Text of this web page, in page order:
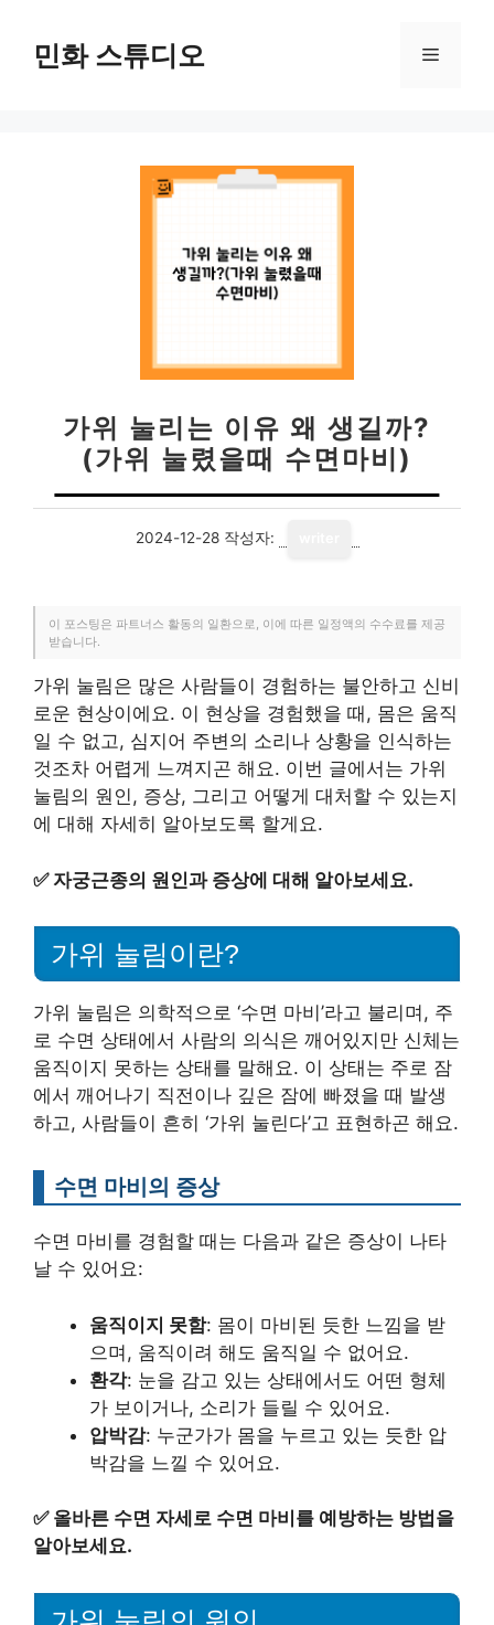
민화 스튜디오 메
가위 눌리는 이유 왜 생길까?
(가위 눌렸을때 수면마비)
2024-12-28 작성자:
이 포스팅은 파트너스 활동의 일환으로, 이에 따른 일정액의 수수료를 제공
받습니다.
가위 눌림은 많은 사람들이 경험하는 불안하고 신비
로운 현상이에요. 이 현상을 경험했을 때, 몸은 움직
일 수 없고, 심지어 주변의 소리나 상황을 인식하는
것조차 어렵게 느껴지곤 해요. 이번 글에서는 가위
눌림의 원인, 증상, 그리고 어떻게 대처할 수 있는지
에 대해 자세히 알아보도록 할게요.
✅ 자궁근종의 원인과 증상에 대해 알아보세요.
가위 눌림이란?
가위 눌림은 의학적으로 ‘수면 마비’라고 불리며, 주
로 수면 상태에서 사람의 의식은 깨어있지만 신체는
움직이지 못하는 상태를 말해요. 이 상태는 주로 잠
에서 깨어나기 직전이나 깊은 잠에 빠졌을 때 발생
하고, 사람들이 흔히 ‘가위 눌린다’고 표현하곤 해요.
수면 마비의 증상
수면 마비를 경험할 때는 다음과 같은 증상이 나타
날 수 있어요:
움직이지 못함: 몸이 마비된 듯한 느낌을 받
으며, 움직이려 해도 움직일 수 없어요.
환각: 눈을 감고 있는 상태에서도 어떤 형체
가 보이거나, 소리가 들릴 수 있어요.
압박감: 누군가가 몸을 누르고 있는 듯한 압
박감을 느낄 수 있어요.
✅ 올바른 수면 자세로 수면 마비를 예방하는 방법을
알아보세요.